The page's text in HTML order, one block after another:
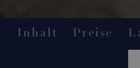
Inhalt Preise